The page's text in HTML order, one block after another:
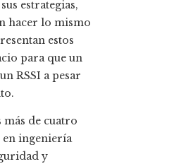
estrategias,
hacer lo mismo
estos
para que un
RSSI a pesar
más de cuatro
en ingeniería
y